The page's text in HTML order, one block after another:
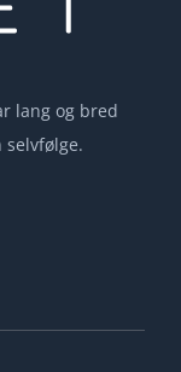
lang og bred